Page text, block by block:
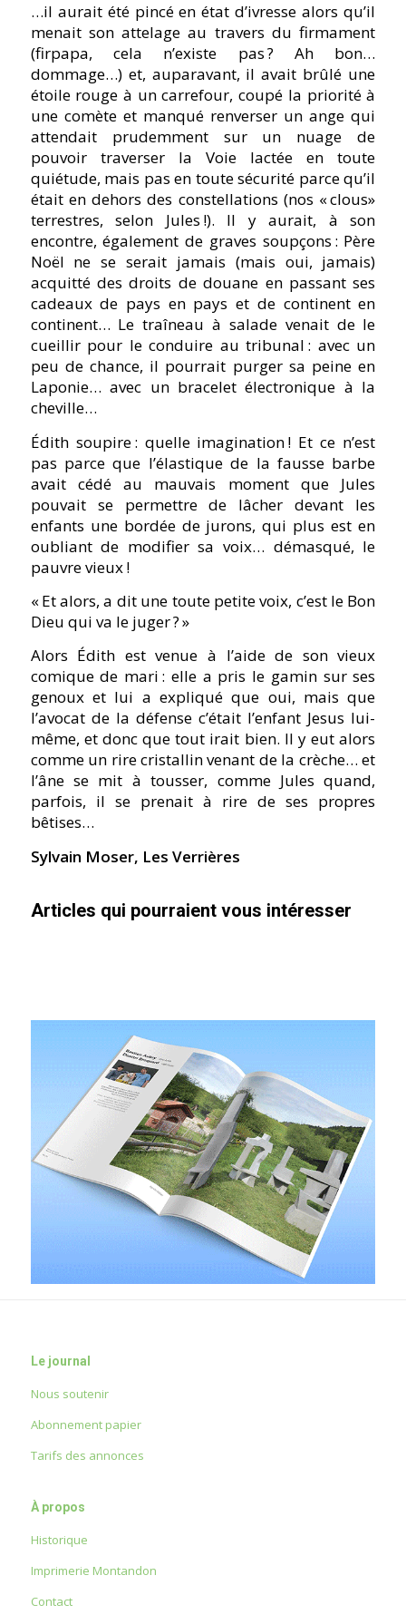
…il aurait été pincé en état d’ivresse alors qu’il
menait son attelage au travers du firmament
(firpapa, cela n’existe pas ? Ah bon…
dommage…) et, auparavant, il avait brûlé une
étoile rouge à un carrefour, coupé la priorité à
une comète et manqué renverser un ange qui
attendait prudemment sur un nuage de
pouvoir traverser la Voie lactée en toute
quiétude, mais pas en toute sécurité parce qu’il
était en dehors des constellations (nos « clous»
terrestres, selon Jules !). Il y aurait, à son
encontre, également de graves soupçons : Père
Noël ne se serait jamais (mais oui, jamais)
acquitté des droits de douane en passant ses
cadeaux de pays en pays et de continent en
continent… Le traîneau à salade venait de le
cueillir pour le conduire au tribunal : avec un
peu de chance, il pourrait purger sa peine en
Laponie… avec un bracelet électronique à la
cheville…
Édith soupire : quelle imagination ! Et ce n’est
pas parce que l’élastique de la fausse barbe
avait cédé au mauvais moment que Jules
pouvait se permettre de lâcher devant les
enfants une bordée de jurons, qui plus est en
oubliant de modifier sa voix… démasqué, le
pauvre vieux !
« Et alors, a dit une toute petite voix, c’est le Bon
Dieu qui va le juger ? »
Alors Édith est venue à l’aide de son vieux
comique de mari : elle a pris le gamin sur ses
genoux et lui a expliqué que oui, mais que
l’avocat de la défense c’était l’enfant Jesus lui-
même, et donc que tout irait bien. Il y eut alors
comme un rire cristallin venant de la crèche… et
l’âne se mit à tousser, comme Jules quand,
parfois, il se prenait à rire de ses propres
bêtises…
Sylvain Moser, Les Verrières
Articles qui pourraient vous intéresser
Le journal
Nous soutenir
Abonnement papier
Tarifs des annonces
À propos
Historique
Imprimerie Montandon
Contact